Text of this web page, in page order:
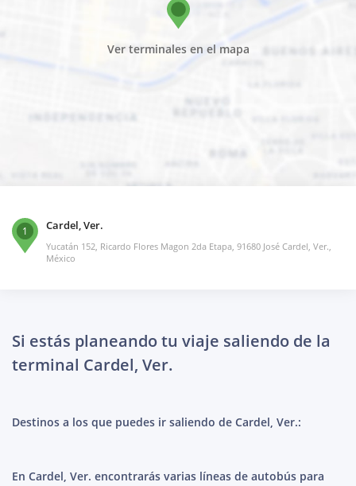
Ver terminales en el mapa
1 Cardel, Ver.
Yucatán 152, Ricardo Flores Magon 2da Etapa, 91680 José Cardel, Ver.,
México
Si estás planeando tu viaje saliendo de la
terminal Cardel, Ver.
Destinos a los que puedes ir saliendo de Cardel, Ver.:
En Cardel, Ver. encontrarás varias líneas de autobús para